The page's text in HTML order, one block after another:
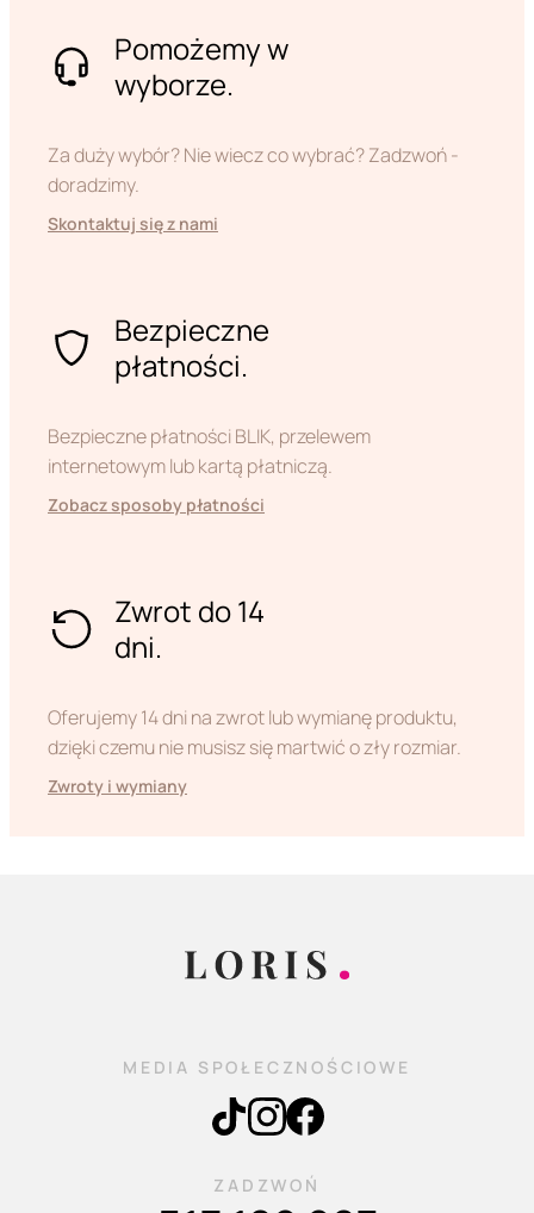
Pomożemy w
wyborze.
Za duży wybór? Nie wiecz co wybrać? Zadzwoń -
doradzimy.
Skontaktuj się z nami
Bezpieczne
płatności.
Bezpieczne płatności BLIK, przelewem
internetowym lub kartą płatniczą.
Zobacz sposoby płatności
Zwrot do 14
dni.
Oferujemy 14 dni na zwrot lub wymianę produktu,
dzięki czemu nie musisz się martwić o zły rozmiar.
Zwroty i wymiany
MEDIA SPOŁECZNOŚCIOWE
ZADZWOŃ